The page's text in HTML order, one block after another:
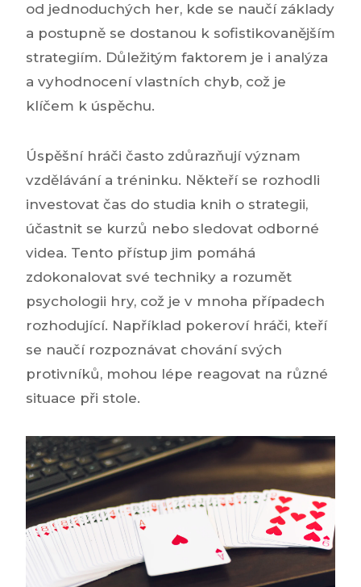
od jednoduchých her, kde se naučí základy
a postupně se dostanou k sofistikovanějším
strategiím. Důležitým faktorem je i analýza
a vyhodnocení vlastních chyb, což je
klíčem k úspěchu.
Úspěšní hráči často zdůrazňují význam
vzdělávání a tréninku. Někteří se rozhodli
investovat čas do studia knih o strategii,
účastnit se kurzů nebo sledovat odborné
videa. Tento přístup jim pomáhá
zdokonalovat své techniky a rozumět
psychologii hry, což je v mnoha případech
rozhodující. Například pokeroví hráči, kteří
se naučí rozpoznávat chování svých
protivníků, mohou lépe reagovat na různé
situace při stole.